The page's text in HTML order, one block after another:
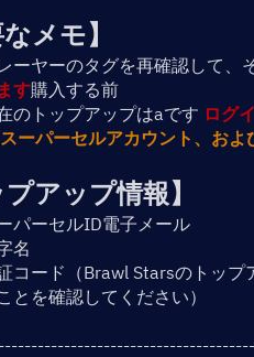
なメモ】
ーヤーのタグを再確認して、
す購入する前
のトップアップはaです ログ
スーパーセルアカウント、およ
プアップ情報】
パーセルID電子メール
名
コード（Brawl Starsのトッ
とを確認してください）